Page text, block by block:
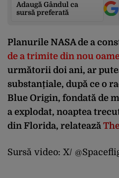
Adaugă Gândul ca
sursă preferată
Planurile NASA de a
de a trimite din nou
următorii doi ani, ar
substanțiale, după ce o
Blue Origin, fondată de
a explodat, noaptea
din Florida, relatează
Sursă video: X/